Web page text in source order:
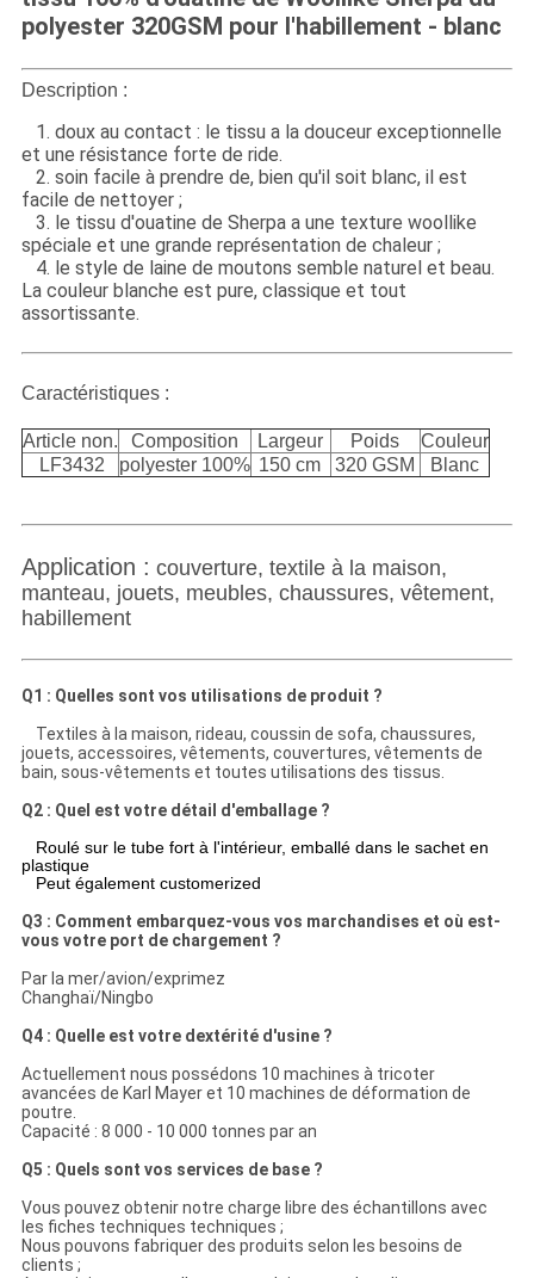
polyester 320GSM pour l'habillement - blanc
Description :
1. doux au contact : le tissu a la douceur exceptionnelle
et une résistance forte de ride.
2. soin facile à prendre de, bien qu'il soit blanc, il est
facile de nettoyer ;
3. le tissu d'ouatine de Sherpa a une texture woollike
spéciale et une grande représentation de chaleur ;
4. le style de laine de moutons semble naturel et beau.
La couleur blanche est pure, classique et tout
assortissante.
Caractéristiques :
Article non. Composition Largeur Poids
Couleur
LF3432
polyester 100% 150 cm 320 GSM Blanc
Application : couverture, textile à la maison,
manteau, jouets, meubles, chaussures, vêtement,
habillement
Q1 : Quelles sont vos utilisations de produit ?
Textiles à la maison, rideau, coussin de sofa, chaussures,
jouets, accessoires, vêtements, couvertures, vêtements de
bain, sous-vêtements et toutes utilisations des tissus.
Q2 : Quel est votre détail d'emballage ?
Roulé sur le tube fort à l'intérieur, emballé dans le sachet en
plastique
Peut également customerized
Q3 : Comment embarquez-vous vos marchandises et où est-
vous votre port de chargement ?
Par la mer/avion/exprimez
Changhaï/Ningbo
Q4 : Quelle est votre dextérité d'usine ?
Actuellement nous possédons 10 machines à tricoter
avancées de Karl Mayer et 10 machines de déformation de
poutre.
Capacité : 8 000 - 10 000 tonnes par an
Q5 : Quels sont vos services de base ?
Vous pouvez obtenir notre charge libre des échantillons avec
les fiches techniques techniques ;
Nous pouvons fabriquer des produits selon les besoins de
clients ;